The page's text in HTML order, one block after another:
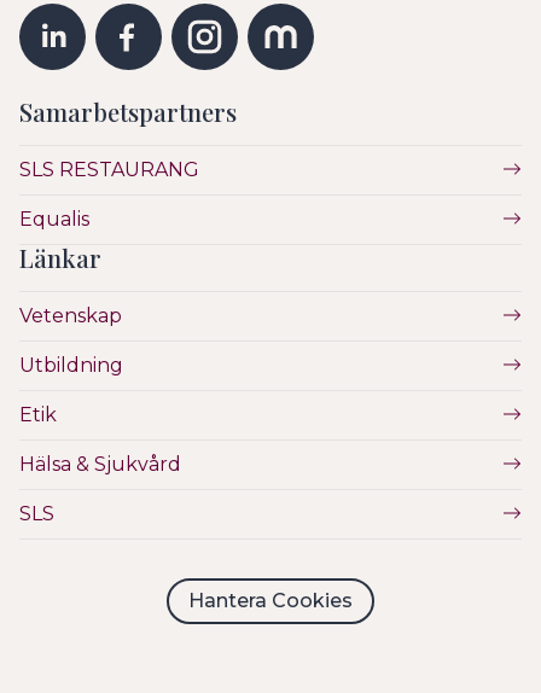
Samarbetspartners
SLS RESTAURANG
Equalis
Länkar
Vetenskap
Utbildning
Etik
Hälsa & Sjukvård
SLS
Hantera Cookies